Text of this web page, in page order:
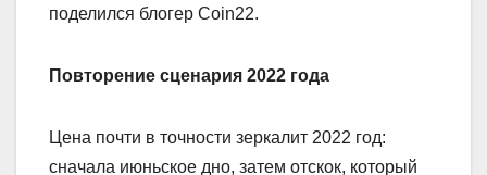
поделился блогер Coin22.
Повторение сценария 2022 года
Цена почти в точности зеркалит 2022 год:
сначала июньское дно, затем отскок, который